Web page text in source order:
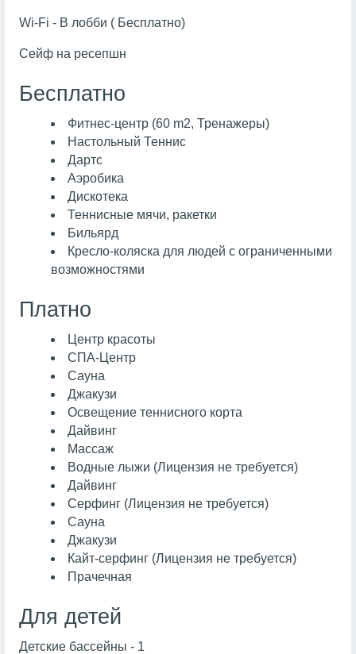
Wi-Fi - В лобби ( Бесплатно)
Сейф на ресепшн
Бесплатно
Фитнес-центр (60 m2, Тренажеры)
Настольный Теннис
Дартс
Аэробика
Дискотека
Теннисные мячи, ракетки
Бильярд
Кресло-коляска для людей с ограниченными
возможностями
Платно
Центр красоты
СПА-Центр
Сауна
Джакузи
Освещение теннисного корта
Дайвинг
Массаж
Водные лыжи (Лицензия не требуется)
Дайвинг
Серфинг (Лицензия не требуется)
Сауна
Джакузи
Кайт-серфинг (Лицензия не требуется)
Прачечная
Для детей
Детские бассейны - 1